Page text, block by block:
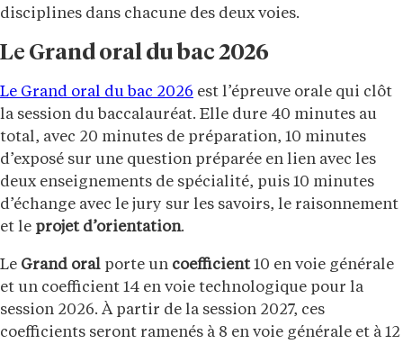
disciplines dans chacune des deux voies.
Le Grand oral du bac 2026
Le Grand oral du bac 2026 est l’épreuve orale qui clôt
la session du baccalauréat. Elle dure 40 minutes au
total, avec 20 minutes de préparation, 10 minutes
d’exposé sur une question préparée en lien avec les
deux enseignements de spécialité, puis 10 minutes
d’échange avec le jury sur les savoirs, le raisonnement
et le projet d’orientation.
Le Grand oral porte un coefficient10 en voie générale
et un coefficient 14 en voie technologique pour la
session 2026. À partir de la session 2027, ces
coefficients seront ramenés à 8 en voie générale et à 12